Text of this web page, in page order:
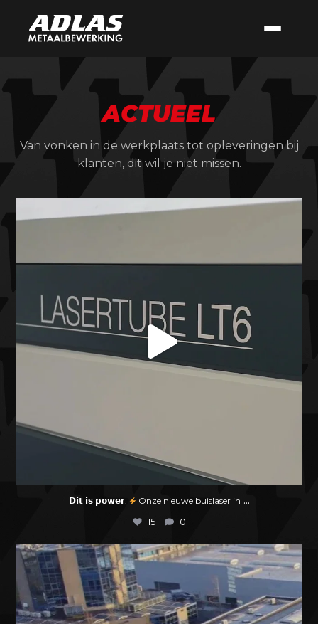
ACTUEEL
Van vonken in de werkplaats tot opleveringen bij
klanten, dit wil je niet missen.
Onze nieuwe buislaser in
𝗗𝗶𝘁 𝗶𝘀 𝗽𝗼𝘄𝗲𝗿. Onze nieuwe buislaser in ...
15 0
𝗔𝗱𝗹𝗮𝘀...
25